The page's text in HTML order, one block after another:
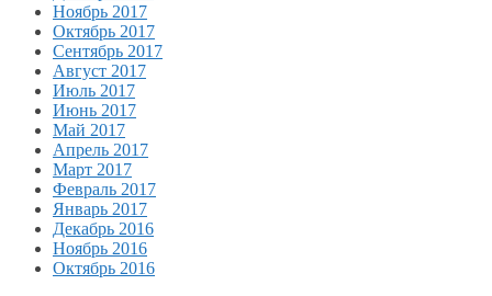
Ноябрь 2017
Октябрь 2017
Сентябрь 2017
Август 2017
Июль 2017
Июнь 2017
Май 2017
Апрель 2017
Март 2017
Февраль 2017
Январь 2017
Декабрь 2016
Ноябрь 2016
Октябрь 2016